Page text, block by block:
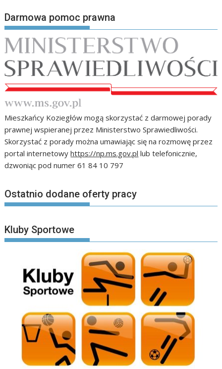
Darmowa pomoc prawna
Mieszkańcy Koziegłów mogą skorzystać z darmowej porady
prawnej wspieranej przez Ministerstwo Sprawiedliwości.
Skorzystać z porady można umawiając się na rozmowę przez
portal internetowyhttps://np.ms.gov.pl lub telefonicznie,
dzwoniąc pod numer 61 84 10 797
Ostatnio dodane oferty pracy
Kluby Sportowe